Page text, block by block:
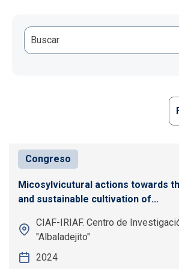
Congreso
Micosylvicutural actions towards
and sustainable cultivation of...
CIAF-IRIAF. Centro de
"Albaladejito"
2024